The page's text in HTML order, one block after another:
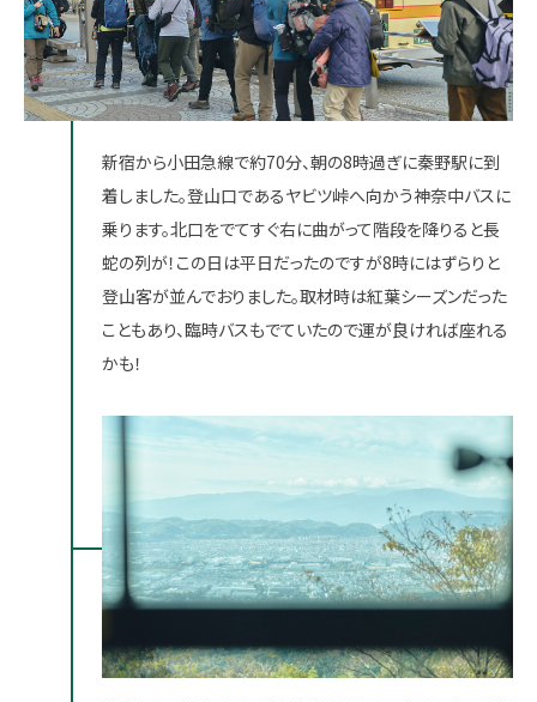
新宿から小田急線で約70分、朝の8時過ぎに秦野駅に到
着しました。登山口であるヤビツ峠へ向かう神奈中バスに
乗ります。北口をでてすぐ右に曲がって階段を降りると長
蛇の列が！この日は平日だったのですが8時にはずらりと
登山客が並んでおりました。取材時は紅葉シーズンだった
こともあり、臨時バスもでていたので運が良ければ座れる
かも！